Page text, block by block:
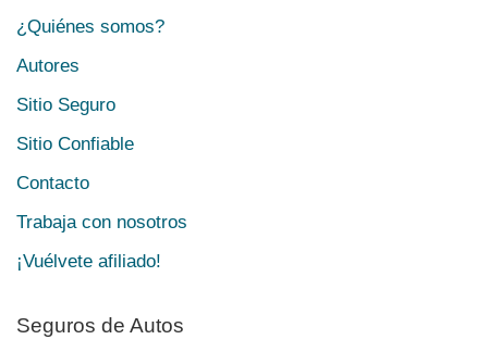
¿Quiénes somos?
Autores
Sitio Seguro
Sitio Confiable
Contacto
Trabaja con nosotros
¡Vuélvete afiliado!
Seguros de Autos